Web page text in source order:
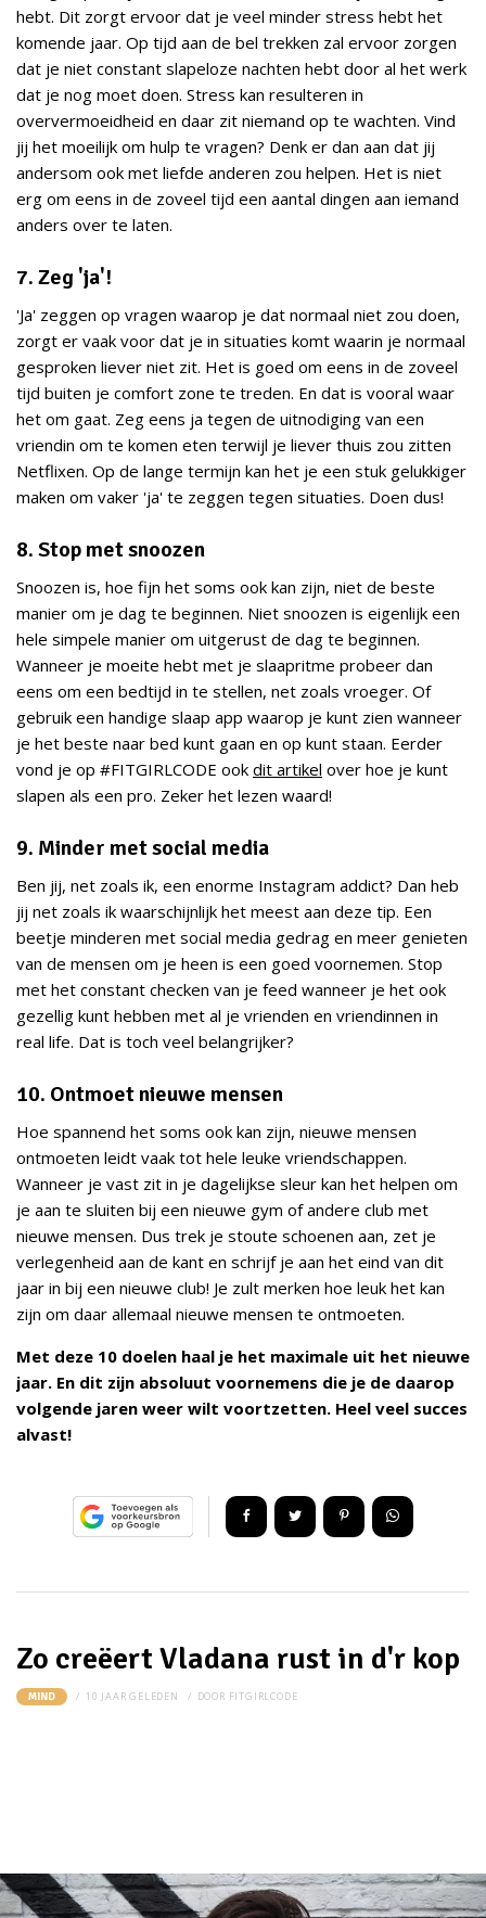
hebt. Dit zorgt ervoor dat je veel minder stress hebt het
komende jaar. Op tijd aan de bel trekken zal ervoor zorgen
dat je niet constant slapeloze nachten hebt door al het werk
dat je nog moet doen. Stress kan resulteren in
oververmoeidheid en daar zit niemand op te wachten. Vind
jij het moeilijk om hulp te vragen? Denk er dan aan dat jij
andersom ook met liefde anderen zou helpen. Het is niet
erg om eens in de zoveel tijd een aantal dingen aan iemand
anders over te laten.
7. Zeg 'ja'!
'Ja' zeggen op vragen waarop je dat normaal niet zou doen,
zorgt er vaak voor dat je in situaties komt waarin je normaal
gesproken liever niet zit. Het is goed om eens in de zoveel
tijd buiten je comfort zone te treden. En dat is vooral waar
het om gaat. Zeg eens ja tegen de uitnodiging van een
vriendin om te komen eten terwijl je liever thuis zou zitten
Netflixen. Op de lange termijn kan het je een stuk gelukkiger
maken om vaker 'ja' te zeggen tegen situaties. Doen dus!
8. Stop met snoozen
Snoozen is, hoe fijn het soms ook kan zijn, niet de beste
manier om je dag te beginnen. Niet snoozen is eigenlijk een
hele simpele manier om uitgerust de dag te beginnen.
Wanneer je moeite hebt met je slaapritme probeer dan
eens om een bedtijd in te stellen, net zoals vroeger. Of
gebruik een handige slaap app waarop je kunt zien wanneer
je het beste naar bed kunt gaan en op kunt staan. Eerder
vond je op #FITGIRLCODE ook dit artikel over hoe je kunt
slapen als een pro. Zeker het lezen waard!
9. Minder met social media
Ben jij, net zoals ik, een enorme Instagram addict? Dan heb
jij net zoals ik waarschijnlijk het meest aan deze tip. Een
beetje minderen met social media gedrag en meer genieten
van de mensen om je heen is een goed voornemen. Stop
met het constant checken van je feed wanneer je het ook
gezellig kunt hebben met al je vrienden en vriendinnen in
real life. Dat is toch veel belangrijker?
10. Ontmoet nieuwe mensen
Hoe spannend het soms ook kan zijn, nieuwe mensen
ontmoeten leidt vaak tot hele leuke vriendschappen.
Wanneer je vast zit in je dagelijkse sleur kan het helpen om
je aan te sluiten bij een nieuwe gym of andere club met
nieuwe mensen. Dus trek je stoute schoenen aan, zet je
verlegenheid aan de kant en schrijf je aan het eind van dit
jaar in bij een nieuwe club! Je zult merken hoe leuk het kan
zijn om daar allemaal nieuwe mensen te ontmoeten.
Met deze 10 doelen haal je het maximale uit het nieuwe
jaar. En dit zijn absoluut voornemens die je de daarop
volgende jaren weer wilt voortzetten. Heel veel succes
alvast!
Zo creëert Vladana rust in d'r kop
MIND 10 JAAR GELEDEN DOOR FITGIRLCODE